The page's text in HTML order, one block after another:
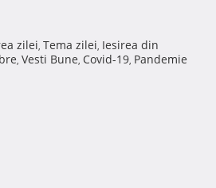
zilei, Tema zilei, Iesirea din
, Vesti Bune, Covid-19, Pandemie